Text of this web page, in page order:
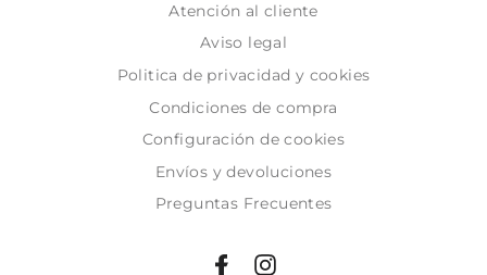
Atención al cliente
Aviso legal
Politica de privacidad y cookies
Condiciones de compra
Configuración de cookies
Envíos y devoluciones
Preguntas Frecuentes